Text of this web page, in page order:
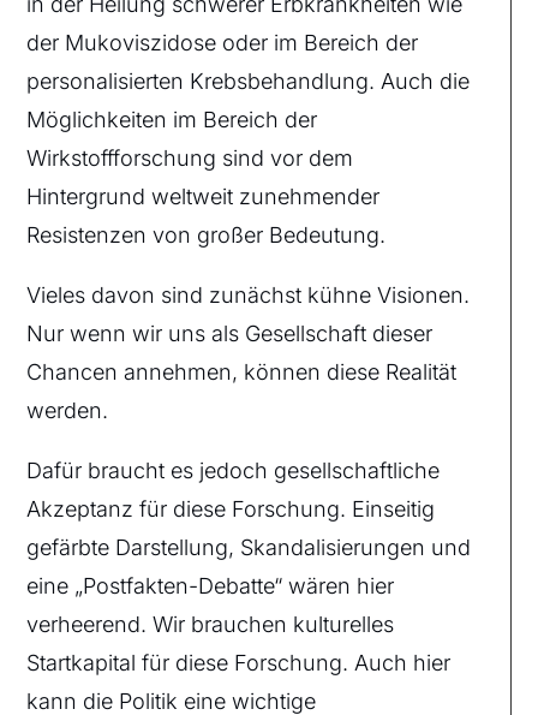
der Mukoviszidose oder im Bereich der
personalisierten Krebsbehandlung. Auch die
Möglichkeiten im Bereich der
Wirkstoffforschung sind vor dem
Hintergrund weltweit zunehmender
Resistenzen von großer Bedeutung.
Vieles davon sind zunächst kühne Visionen.
Nur wenn wir uns als Gesellschaft dieser
Chancen annehmen, können diese Realität
werden.
Dafür braucht es jedoch gesellschaftliche
Akzeptanz für diese Forschung. Einseitig
gefärbte Darstellung, Skandalisierungen und
eine „Postfakten-Debatte“ wären hier
verheerend. Wir brauchen kulturelles
Startkapital für diese Forschung. Auch hier
kann die Politik eine wichtige